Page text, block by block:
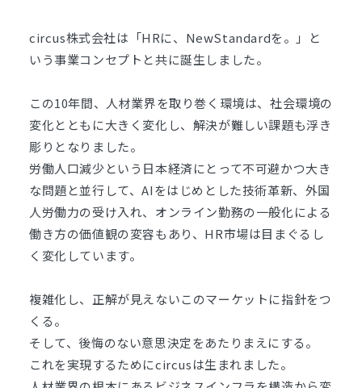
circus株式会社は「HRに、NewStandardを。」と
いう事業コンセプトと共に誕生しました。
この10年間、人材業界を取り巻く環境は、社会環境の
変化とともに大きく変化し、解決が難しい課題も浮き
彫りとなりました。
労働人口減少という日本経済にとって不可避かつ大き
な問題と並行して、AIをはじめとした技術革新、外国
人労働力の受け入れ、オンライン勤務の一般化による
働き方の価値観の変容もあり、HR市場は目まぐるし
く変化しています。
複雑化し、正解が見えないこのマーケットに指針をつ
くる。
そして、後悔のない意思決定をあたりまえにする。
これを実現するためにcircusは生まれました。